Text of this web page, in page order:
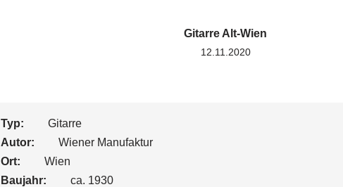
Gitarre Alt-Wien
12.11.2020
Typ:
Gitarre
Autor:
Wiener Manufaktur
Ort:
Wien
Baujahr:
ca. 1930